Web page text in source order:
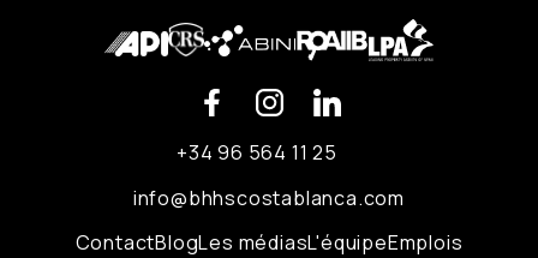
+34 96 564 11 25
info@bhhscostablanca.com
ContactBlogLes médiasL'équipeEmplois